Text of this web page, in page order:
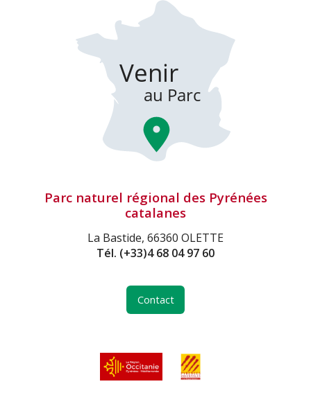
Parc naturel régional des Pyrénées
catalanes
La Bastide, 66360 OLETTE
Tél. (+33)4 68 04 97 60
Contact